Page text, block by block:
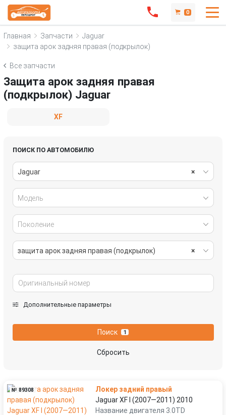
0
Главная Запчасти
Jaguar
защита арок задняя правая (подкрылок)
Все запчасти
Защита арок задняя правая
(подкрылок) Jaguar
XF
ПОИСК ПО АВТОМОБИЛЮ
×
Jaguar
Модель
Поколение
×
защита арок задняя правая (подкрылок)
Дополнительные параметры
Поиск 1
Сбросить
№ 89308
Локер задний правый
Jaguar XF I (2007—2011) 2010
Название двигателя 3.0TD